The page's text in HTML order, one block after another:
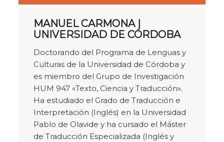
MANUEL CARMONA |
UNIVERSIDAD DE CÓRDOBA
Doctorando del Programa de Lenguas y
Culturas de la Universidad de Córdoba y
es miembro del Grupo de Investigación
HUM 947 «Texto, Ciencia y Traducción».
Ha estudiado el Grado de Traducción e
Interpretación (Inglés) en la Universidad
Pablo de Olavide y ha cursado el Máster
de Traducción Especializada (Inglés y